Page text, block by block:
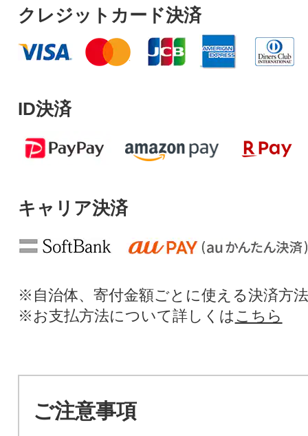
クレジットカード決済
ID決済
キャリア決済
※自治体、寄付金額ごとに使える決済方
※お支払方法について詳しくは こちら
ご注意事項